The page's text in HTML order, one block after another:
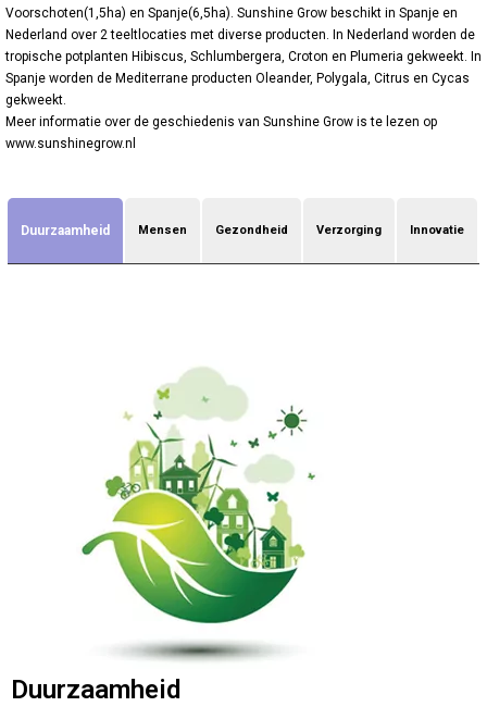
Voorschoten(1,5ha) en Spanje(6,5ha). Sunshine Grow beschikt in Spanje en
Nederland over 2 teeltlocaties met diverse producten. In Nederland worden de
tropische potplanten Hibiscus, Schlumbergera, Croton en Plumeria gekweekt. In
Spanje worden de Mediterrane producten Oleander, Polygala, Citrus en Cycas
gekweekt.
Meer informatie over de geschiedenis van Sunshine Grow is te lezen op
www.sunshinegrow.nl
Duurzaamheid Mensen Gezondheid Verzorging Innovatie
Duurzaamheid